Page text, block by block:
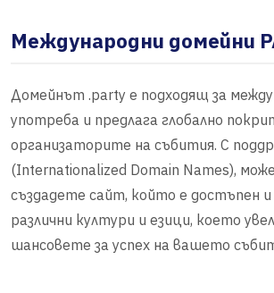
Международни домейни
Домейнът .party е подходящ за
употреба и предлага глобално
организаторите на събития. С
(Internationalized Domain Names),
създадете сайт, който е достъпен и
различни култури и езици, което
шансовете за успех на вашето